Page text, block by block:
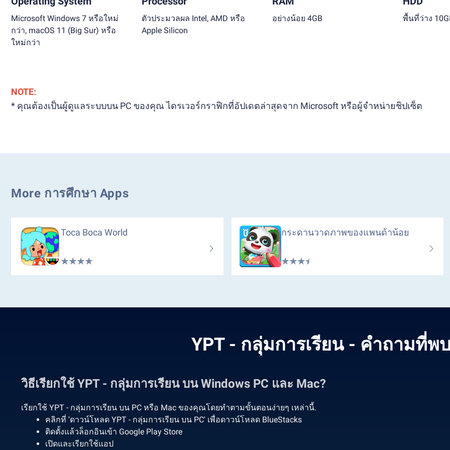
Microsoft Windows 7 หรือใหม่
กว่า, macOS 11 (Big Sur) หรือ
ใหม่กว่า
ตัวประมวลผล Intel, AMD หรือ
Apple Silicon
อย่างน้อย 4GB พื้นที่ว่าง
NOTE:
* คุณต้องเป็นผู้ดูแลระบบบน PC ของคุณ ไดรเวอร์กราฟิกที่อัปเดตล่าสุดจาก Microsoft หรือผู้จำหน่ายชิปเซ็ต
More การศึกษา Apps
Toca Boca World กระดานวาดภาพของแพนด้าน้อย
YPT - กลุ่มการเรียน - คำถามที่พ
วิธีเรียกใช้ YPT - กลุ่มการเรียน บน Windows PC และ Mac?
เรียกใช้ YPT - กลุ่มการเรียน บน PC หรือ Mac ของคุณโดยทำตามขั้นตอนง่ายๆ เหล่านี้.
คลิกที่ 'ดาวน์โหลด YPT - กลุ่มการเรียน บน PC' เพื่อดาวน์โหลด BlueStacks
ติดตั้งแล้วล็อกอินเข้า Google Play Store
เปิดและเรียกใช้แอป